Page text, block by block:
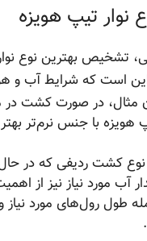
نوار تیپ هویزه
تشخیص بهترین نوع
است که شرایط آب و
مثال، در صورت کشت در
هویزه با جنس نرم‌تر
نوع کشت ردیفی که در
آب مورد نیاز نیز از
طول رول‌های مورد